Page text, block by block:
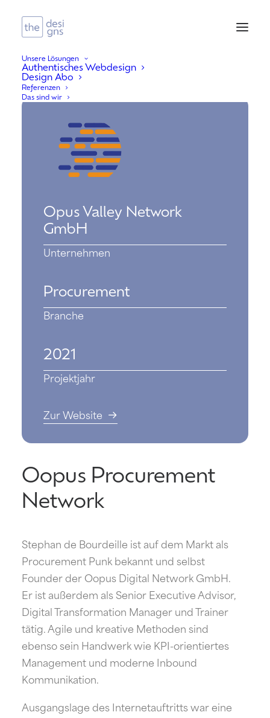
Unsere Lösungen
Authentisches Webdesign
Design Abo
Referenzen
Das sind wir
Opus Valley Network
GmbH
Unternehmen
Procurement
Branche
2021
Projektjahr
Zur Website
Oopus Procurement
Network
Stephan de Bourdeille ist auf dem Markt als
Procurement Punk bekannt und selbst
Founder der Oopus Digital Network GmbH.
Er ist außerdem als Senior Executive Advisor,
Digital Transformation Manager und Trainer
tätig. Agile und kreative Methoden sind
ebenso sein Handwerk wie KPI-orientiertes
Management und moderne Inbound
Kommunikation.
Ausgangslage des Internetauftritts war eine